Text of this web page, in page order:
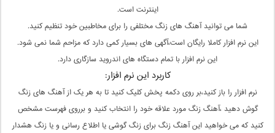
اینترنت است.
شما می توانید آهنگ های زنگ مختلفی را برای مخاطبین خود تنظیم کنید.
این نرم افزار کاملا رایگان است،آگهی های بسیار کمی دارد که مزاحم شما نمی شود.
این نرم افزار با تمام دستگاه های اندروید سازگاری دارد.
کاربرد این نرم افزار:
نرم افزار را باز کنید،بر روی دکمه پخش کلیک کنید تا به هر یک از آهنگ های زنگ
گوش دهید ،آهنگ زنگ مورد علاقه خود را انتخاب کنید و برروی فهرست مشخص
کنید که می خواهید این آهنگ زنگ برای زنگ گوشی یا اطلاع رسانی و یا زنگ هشدار